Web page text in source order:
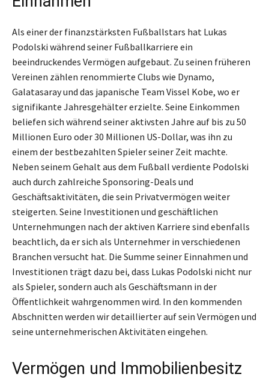
Als einer der finanzstärksten Fußballstars hat Lukas
Podolski während seiner Fußballkarriere ein
beeindruckendes Vermögen aufgebaut. Zu seinen früheren
Vereinen zählen renommierte Clubs wie Dynamo,
Galatasaray und das japanische Team Vissel Kobe, wo er
signifikante Jahresgehälter erzielte. Seine Einkommen
beliefen sich während seiner aktivsten Jahre auf bis zu 50
Millionen Euro oder 30 Millionen US-Dollar, was ihn zu
einem der bestbezahlten Spieler seiner Zeit machte.
Neben seinem Gehalt aus dem Fußball verdiente Podolski
auch durch zahlreiche Sponsoring-Deals und
Geschäftsaktivitäten, die sein Privatvermögen weiter
steigerten. Seine Investitionen und geschäftlichen
Unternehmungen nach der aktiven Karriere sind ebenfalls
beachtlich, da er sich als Unternehmer in verschiedenen
Branchen versucht hat. Die Summe seiner Einnahmen und
Investitionen trägt dazu bei, dass Lukas Podolski nicht nur
als Spieler, sondern auch als Geschäftsmann in der
Öffentlichkeit wahrgenommen wird. In den kommenden
Abschnitten werden wir detaillierter auf sein Vermögen und
seine unternehmerischen Aktivitäten eingehen.
Vermögen und Immobilienbesitz